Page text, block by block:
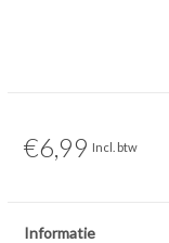
€6,99 Incl. btw
Informatie